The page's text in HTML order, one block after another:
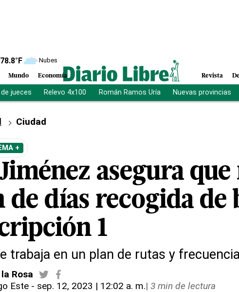
78.8°F Nubes
Mundo Economía Revista
jueces Relevo 4x100 Román Ramos Uría Nuevas provincias
Ciudad
+
asegura
de días recogida de
1
trabaja en un plan de rutas y frecuencia
Rosa
Este - sep. 12, 2023 | 12:02 a. m.| 3 min de lectura